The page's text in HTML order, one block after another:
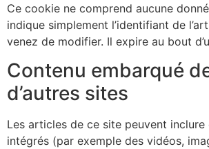
Ce cookie ne comprend aucune
indique simplement l’identifiant de
venez de modifier. Il expire au bout
Contenu embarqué
d’autres sites
Les articles de ce site peuvent inclure
intégrés (par exemple des vidéos,